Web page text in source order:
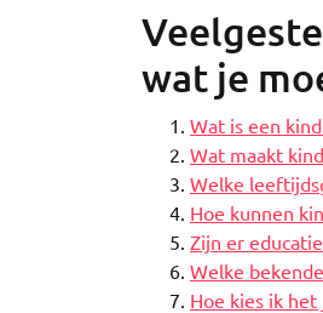
wat je
Wat is een
Wat maakt
Welke
Hoe kunnen
Zijn er
Welke
Hoe kies ik